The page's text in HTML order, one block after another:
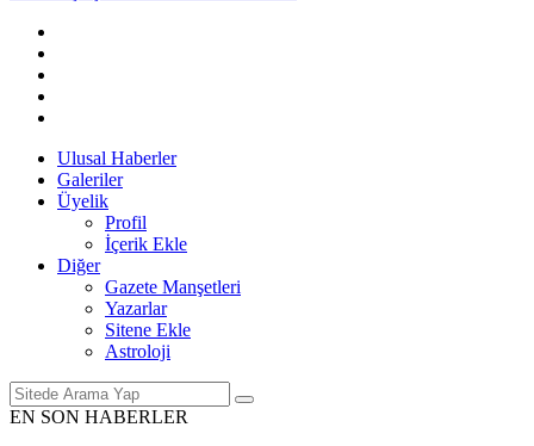
Ulusal Haberler
Galeriler
Üyelik
Profil
İçerik Ekle
Diğer
Gazete Manşetleri
Yazarlar
Sitene Ekle
Astroloji
EN SON HABERLER